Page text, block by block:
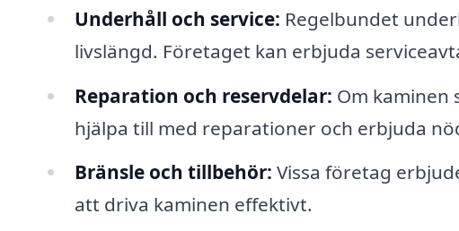
Underhåll och service: Regelbundet
livslängd. Företaget kan erbjuda
Reparation och reservdelar: Om kaminen
hjälpa till med reparationer och erbjuda
Bränsle och tillbehör: Vissa företag
att driva kaminen effektivt.